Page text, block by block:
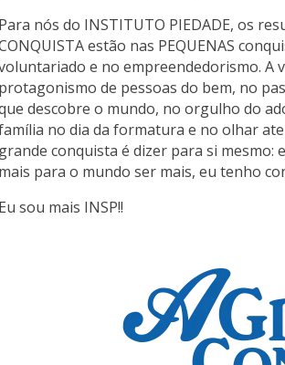
Para nós do INSTITUTO PIEDADE, os
estão nas PEQUENAS
e no empreendedorismo. A
protagonismo de pessoas do bem, no
descobre o mundo, no orgulho do
no dia da formatura e no olhar
grande conquista é dizer para si
mais para o mundo ser mais, eu tenho
Eu sou mais INSP!!